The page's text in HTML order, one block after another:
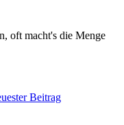
oft macht's die Menge
Beitrag